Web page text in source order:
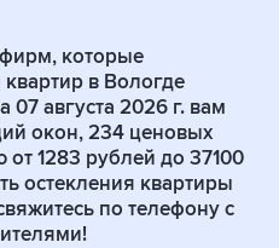
фирм, которые
в Вологде
07 августа 2026 г. вам
окон, 234 ценовых
1283 рублей до 37100
остекления квартиры
по телефону с